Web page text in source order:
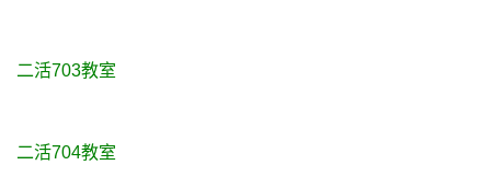
二活703教室
二活704教室